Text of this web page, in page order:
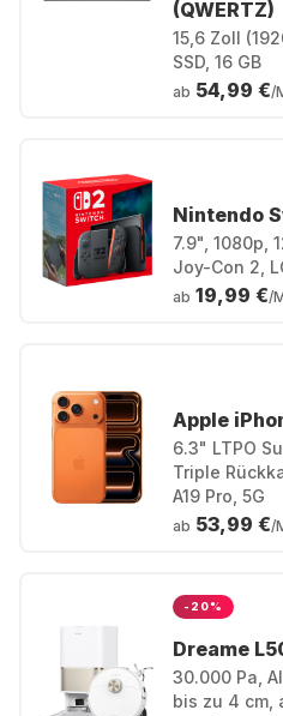
(QWERTZ)
15,6 Zoll
SSD, 16 GB
ab 54,99 €/
Nintendo
7.9", 1080p,
Joy-Con 2,
ab 19,99 €/
Apple
6.3" LTPO
Triple
A19 Pro, 5G
ab 53,99 €/
-20%
Dreame
30.000 Pa,
bis zu 4 cm,